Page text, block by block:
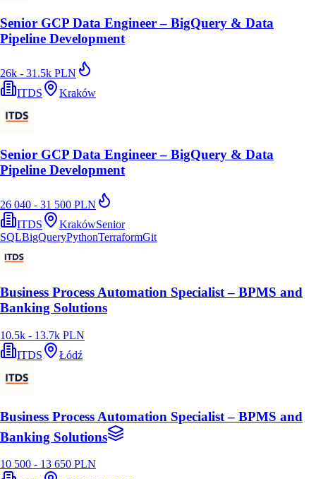
Senior GCP Data Engineer – BigQuery & Data
Pipeline Development
26k - 31.5k PLN
ITDS
Kraków
Senior GCP Data Engineer – BigQuery & Data
Pipeline Development
26 040 - 31 500 PLN
ITDS
KrakówSenior
SQLBigQueryPythonTerraformGit
Business Process Automation Specialist – BPMS and
Banking Solutions
10.5k - 13.7k PLN
ITDS
Łódź
Business Process Automation Specialist – BPMS and
Banking Solutions
10 500 - 13 650 PLN